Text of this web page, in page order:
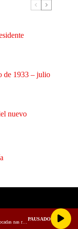
de 1933 – julio
nuevo
Pra Se Emocionar - 1991 - As músicas internacionais mais tocadas nas rádios do Brasil
PAUSADO